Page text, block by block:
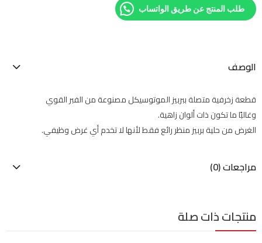
طلب المنتج عن طريق الواتساب
الوصف
قطعة زخرفية متصلة ببربيز الموتوسيكل مصنوعة من الفبر القوي
وغالبًا ما تكون ذات ألوان زاهية.
الغرض من حلية بربيز منظر رائع فقط لأنها لا تخدم أي غرض وظيفي.
مراجعات (0)
منتجات ذات صلة